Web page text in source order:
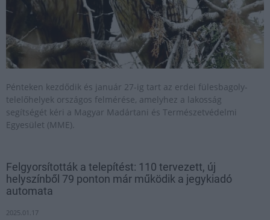
Pénteken kezdődik és január 27-ig tart az erdei fülesbagoly-
telelőhelyek országos felmérése, amelyhez a lakosság
segítségét kéri a Magyar Madártani és Természetvédelmi
Egyesület (MME).
Felgyorsították a telepítést: 110 tervezett, új
helyszínből 79 ponton már működik a jegykiadó
automata
2025.01.17